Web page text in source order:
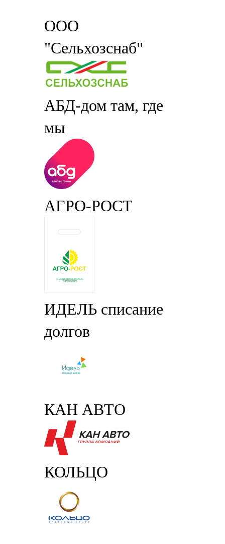
ООО
"Сельхозснаб"
АБД-дом там, где
мы
АГРО-РОСТ
ИДЕЛЬ списание
долгов
КАН АВТО
КОЛЬЦО